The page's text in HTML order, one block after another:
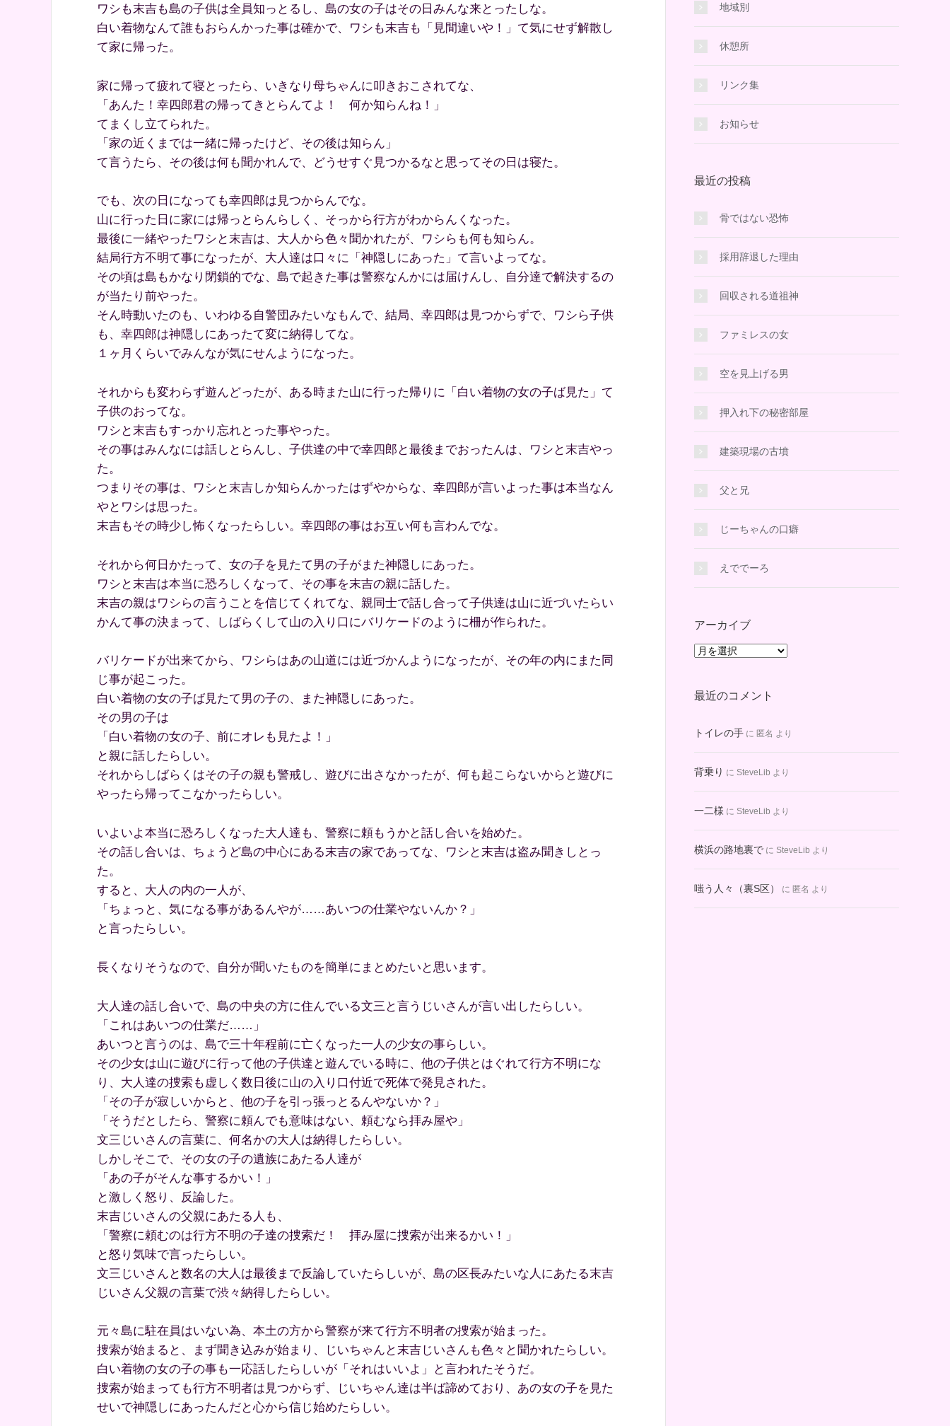
ワシも末吉も島の子供は全員知っとるし、島の女の子はその日みんな来とったしな。
白い着物なんて誰もおらんかった事は確かで、ワシも末吉も「見間違いや！」て気にせず解散し
て家に帰った。
家に帰って疲れて寝とったら、いきなり母ちゃんに叩きおこされてな、
「あんた！幸四郎君の帰ってきとらんてよ！ 何か知らんね！」
てまくし立てられた。
「家の近くまでは一緒に帰ったけど、その後は知らん」
て言うたら、その後は何も聞かれんで、どうせすぐ見つかるなと思ってその日は寝た。
でも、次の日になっても幸四郎は見つからんでな。
山に行った日に家には帰っとらんらしく、そっから行方がわからんくなった。
最後に一緒やったワシと末吉は、大人から色々聞かれたが、ワシらも何も知らん。
結局行方不明て事になったが、大人達は口々に「神隠しにあった」て言いよってな。
その頃は島もかなり閉鎖的でな、島で起きた事は警察なんかには届けんし、自分達で解決するの
が当たり前やった。
そん時動いたのも、いわゆる自警団みたいなもんで、結局、幸四郎は見つからずで、ワシら子供
も、幸四郎は神隠しにあったて変に納得してな。
１ヶ月くらいでみんなが気にせんようになった。
それからも変わらず遊んどったが、ある時また山に行った帰りに「白い着物の女の子ば見た」て
子供のおってな。
ワシと末吉もすっかり忘れとった事やった。
その事はみんなには話しとらんし、子供達の中で幸四郎と最後までおったんは、ワシと末吉やっ
た。
つまりその事は、ワシと末吉しか知らんかったはずやからな、幸四郎が言いよった事は本当なん
やとワシは思った。
末吉もその時少し怖くなったらしい。幸四郎の事はお互い何も言わんでな。
それから何日かたって、女の子を見たて男の子がまた神隠しにあった。
ワシと末吉は本当に恐ろしくなって、その事を末吉の親に話した。
末吉の親はワシらの言うことを信じてくれてな、親同士で話し合って子供達は山に近づいたらい
かんて事の決まって、しばらくして山の入り口にバリケードのように柵が作られた。
バリケードが出来てから、ワシらはあの山道には近づかんようになったが、その年の内にまた同
じ事が起こった。
白い着物の女の子ば見たて男の子の、また神隠しにあった。
その男の子は
「白い着物の女の子、前にオレも見たよ！」
と親に話したらしい。
それからしばらくはその子の親も警戒し、遊びに出さなかったが、何も起こらないからと遊びに
やったら帰ってこなかったらしい。
いよいよ本当に恐ろしくなった大人達も、警察に頼もうかと話し合いを始めた。
その話し合いは、ちょうど島の中心にある末吉の家であってな、ワシと末吉は盗み聞きしとっ
た。
すると、大人の内の一人が、
「ちょっと、気になる事があるんやが……あいつの仕業やないんか？」
と言ったらしい。
長くなりそうなので、自分が聞いたものを簡単にまとめたいと思います。
大人達の話し合いで、島の中央の方に住んでいる文三と言うじいさんが言い出したらしい。
「これはあいつの仕業だ……」
あいつと言うのは、島で三十年程前に亡くなった一人の少女の事らしい。
その少女は山に遊びに行って他の子供達と遊んでいる時に、他の子供とはぐれて行方不明にな
り、大人達の捜索も虚しく数日後に山の入り口付近で死体で発見された。
「その子が寂しいからと、他の子を引っ張っとるんやないか？」
「そうだとしたら、警察に頼んでも意味はない、頼むなら拝み屋や」
文三じいさんの言葉に、何名かの大人は納得したらしい。
しかしそこで、その女の子の遺族にあたる人達が
「あの子がそんな事するかい！」
と激しく怒り、反論した。
末吉じいさんの父親にあたる人も、
「警察に頼むのは行方不明の子達の捜索だ！ 拝み屋に捜索が出来るかい！」
と怒り気味で言ったらしい。
文三じいさんと数名の大人は最後まで反論していたらしいが、島の区長みたいな人にあたる末吉
じいさん父親の言葉で渋々納得したらしい。
元々島に駐在員はいない為、本土の方から警察が来て行方不明者の捜索が始まった。
捜索が始まると、まず聞き込みが始まり、じいちゃんと末吉じいさんも色々と聞かれたらしい。
白い着物の女の子の事も一応話したらしいが「それはいいよ」と言われたそうだ。
捜索が始まっても行方不明者は見つからず、じいちゃん達は半ば諦めており、あの女の子を見た
せいで神隠しにあったんだと心から信じ始めたらしい。
地域別
休憩所
リンク集
お知らせ
最近の投稿
骨ではない恐怖
採用辞退した理由
回収される道祖神
ファミレスの女
空を見上げる男
押入れ下の秘密部屋
建築現場の古墳
父と兄
じーちゃんの口癖
えででーろ
アーカイブ
ア
イ
最近のコメント
トイレの手 に 匿名 より
背乗り に SteveLib より
一二様 に SteveLib より
横浜の路地裏で に SteveLib より
嗤う人々（裏S区） に 匿名 より